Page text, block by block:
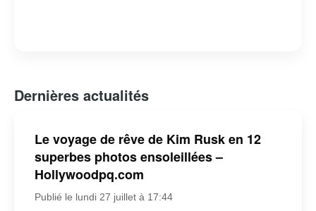
Dernières actualités
Le voyage de rêve de Kim Rusk en 12
superbes photos ensoleillées –
Hollywoodpq.com
Publié le lundi 27 juillet à 17:44